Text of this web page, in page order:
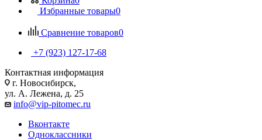
Избранные товары0
Сравнение товаров0
+7 (923) 127-17-68
Контактная информация
г. Новосибирск,
ул. А. Лежена, д. 25
info@vip-pitomec.ru
Вконтакте
Одноклассники